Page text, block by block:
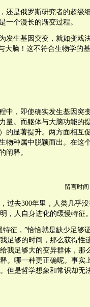
还是俄罗斯研究者的超级
一个漫长的渐变过程。
发生基因突变，就如变戏
大脑！这不符合生物学的
中，即使确实发生基因突
量。而躯体与大脑功能的
的显著提升。两方面相互
物种属中脱颖而出。在这
阐释。
留言时间
过去300年里，人类几乎
，人自身进化的缓慢特征
征，”恰恰就是缺少足够
足够的时间，那么获得性
我足够大的变异群体，那
。哪一种更正确呢。事实
但是哲学想象和常识却无